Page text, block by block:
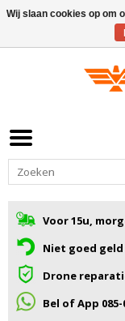
Voor 15u,
Niet goed
Drone
Bel of App 085-
Wij slaan cookies op om